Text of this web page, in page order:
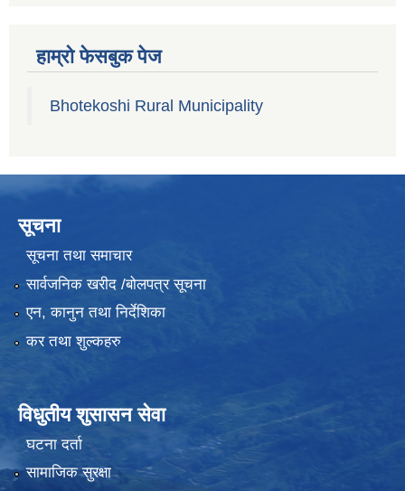
हाम्रो फेसबुक पेज
Bhotekoshi Rural Municipality
सूचना
सूचना तथा समाचार
सार्वजनिक खरीद /बोलपत्र सूचना
एन, कानुन तथा निर्देशिका
कर तथा शुल्कहरु
विधुतीय शुसासन सेवा
घटना दर्ता
सामाजिक सुरक्षा